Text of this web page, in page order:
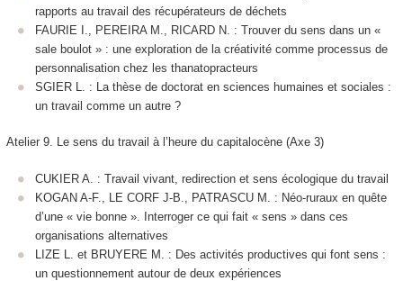
rapports au travail des récupérateurs de déchets
FAURIE I., PEREIRA M., RICARD N. : Trouver du sens dans un «
sale boulot » : une exploration de la créativité comme processus de
personnalisation chez les thanatopracteurs
SGIER L. : La thèse de doctorat en sciences humaines et sociales :
un travail comme un autre ?
Atelier 9. Le sens du travail à l’heure du capitalocène (Axe 3)
CUKIER A. : Travail vivant, redirection et sens écologique du travail
KOGAN A-F., LE CORF J-B., PATRASCU M. : Néo-ruraux en quête
d’une « vie bonne ». Interroger ce qui fait « sens » dans ces
organisations alternatives
LIZE L. et BRUYERE M. : Des activités productives qui font sens :
un questionnement autour de deux expériences